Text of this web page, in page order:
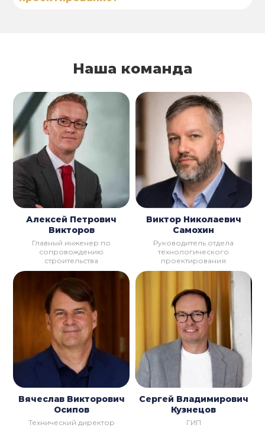
Наша команда
Алексей Петрович
Викторов
Главный инженер по
сопровождению
строительства
Виктор Николаевич
Самохин
Руководитель отдела
технологического
проектирования
Вячеслав Викторович
Осипов
Технический директор
Сергей Владимирович
Кузнецов
ГИП